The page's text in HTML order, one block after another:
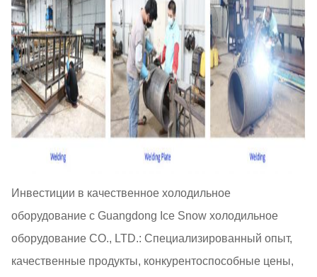
Инвестиции в качественное холодильное
оборудование с Guangdong Ice Snow холодильное
оборудование CO., LTD.: Специализированный опыт,
качественные продукты, конкурентоспособные цены,